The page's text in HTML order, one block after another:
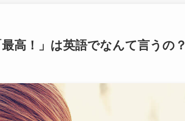
高！」は英語でなんて言うの？